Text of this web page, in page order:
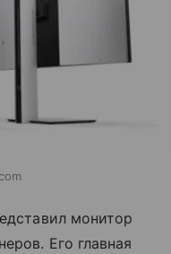
монитор
Его главная